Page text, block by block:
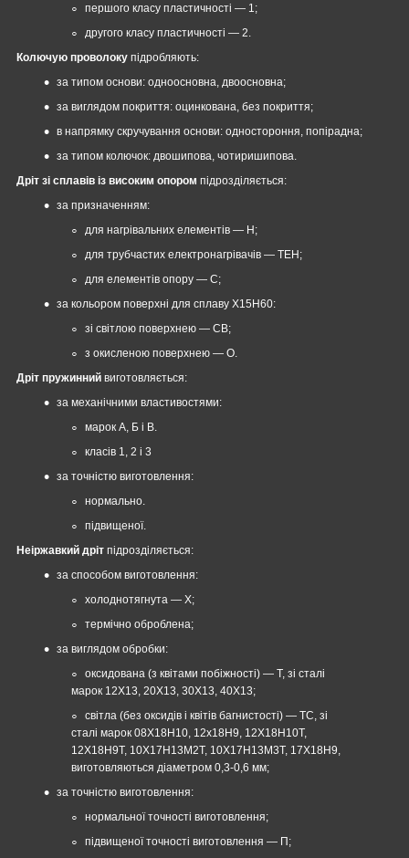
першого класу пластичності — 1;
другого класу пластичності — 2.
Колючую проволоку підробляють:
за типом основи: одноосновна, двоосновна;
за виглядом покриття: оцинкована, без покриття;
в напрямку скручування основи: одностороння, попірадна;
за типом колючок: двошипова, чотиришипова.
Дріт зі сплавів із високим опором підрозділяється:
за призначенням:
для нагрівальних елементів — Н;
для трубчастих електронагрівачів — ТЕН;
для елементів опору — С;
за кольором поверхні для сплаву Х15Н60:
зі світлою поверхнею — СВ;
з окисленою поверхнею — О.
Дріт пружинний виготовляється:
за механічними властивостями:
марок А, Б і В.
класів 1, 2 і 3
за точністю виготовлення:
нормально.
підвищеної.
Неіржавкий дріт підрозділяється:
за способом виготовлення:
холоднотягнута — Х;
термічно оброблена;
за виглядом обробки:
оксидована (з квітами побіжності) — Т, зі сталі
марок 12Х13, 20Х13, 30Х13, 40Х13;
світла (без оксидів і квітів багнистості) — ТС, зі
сталі марок 08Х18Н10, 12х18Н9, 12Х18Н10Т,
12Х18Н9Т, 10Х17Н13М2Т, 10Х17Н13М3Т, 17Х18Н9,
виготовляються діаметром 0,3-0,6 мм;
за точністю виготовлення:
нормальної точності виготовлення;
підвищеної точності виготовлення — П;